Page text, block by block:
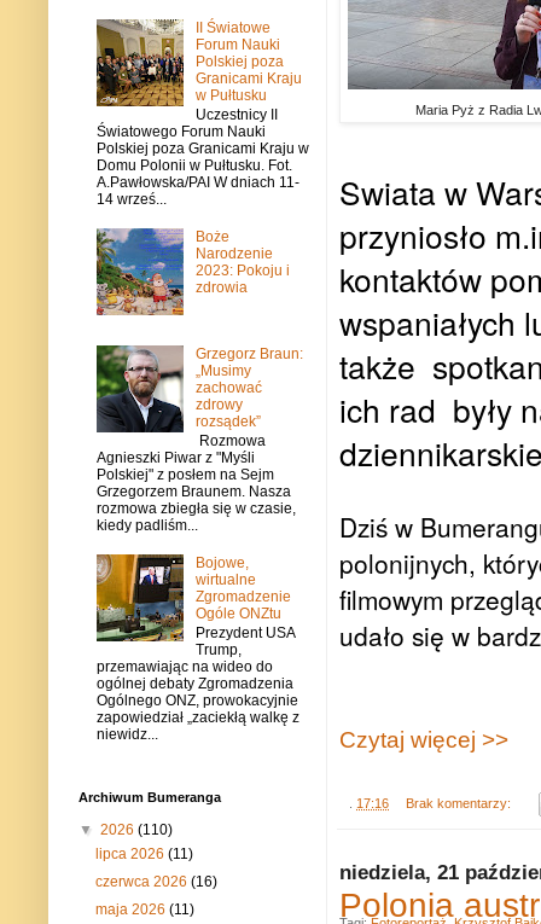
Maria Pyż z Radia
Swiata w
przyniosło
kontaktów
wspaniałych
także
ich rad były
Dziś w
polonijnych,
filmowym
udało się w
Czytaj więcej >>
17:16 Brak komentarzy:
niedziela, 21
Polonia
II Światowe
Forum Nauki
Polskiej poza
Granicami Kraju
w Pułtusku
Uczestnicy II
Światowego Forum Nauki
Polskiej poza Granicami Kraju w
Domu Polonii w Pułtusku. Fot.
A.Pawłowska/PAI W dniach 11-
14 wrześ...
Boże
Narodzenie
2023: Pokoju i
zdrowia
Grzegorz Braun:
„Musimy
zachować
zdrowy
rozsądek”
Rozmowa
Agnieszki Piwar z "Myśli
Polskiej" z posłem na Sejm
Grzegorzem Braunem. Nasza
rozmowa zbiegła się w czasie,
kiedy padliśm...
Bojowe,
wirtualne
Zgromadzenie
Ogóle ONZtu
Prezydent USA
Trump,
przemawiając na wideo do
ogólnej debaty Zgromadzenia
Ogólnego ONZ, prowokacyjnie
zapowiedział „zaciekłą walkę z
niewidz...
Archiwum Bumeranga
▼ 2026 (110)
lipca 2026(11)
czerwca 2026(16)
maja 2026(11)